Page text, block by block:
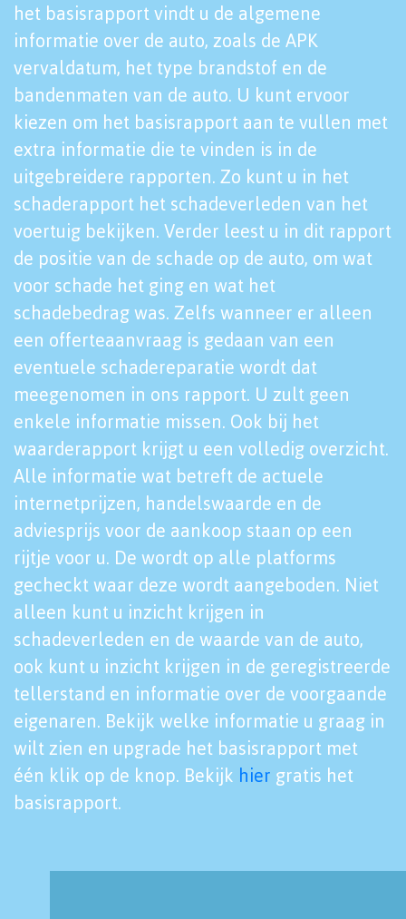
het basisrapport vindt u de algemene
informatie over de auto, zoals de APK
vervaldatum, het type brandstof en de
bandenmaten van de auto. U kunt ervoor
kiezen om het basisrapport aan te vullen met
extra informatie die te vinden is in de
uitgebreidere rapporten. Zo kunt u in het
schaderapport het schadeverleden van het
voertuig bekijken. Verder leest u in dit rapport
de positie van de schade op de auto, om wat
voor schade het ging en wat het
schadebedrag was. Zelfs wanneer er alleen
een offerteaanvraag is gedaan van een
eventuele schadereparatie wordt dat
meegenomen in ons rapport. U zult geen
enkele informatie missen. Ook bij het
waarderapport krijgt u een volledig overzicht.
Alle informatie wat betreft de actuele
internetprijzen, handelswaarde en de
adviesprijs voor de aankoop staan op een
rijtje voor u. De wordt op alle platforms
gecheckt waar deze wordt aangeboden. Niet
alleen kunt u inzicht krijgen in
schadeverleden en de waarde van de auto,
ook kunt u inzicht krijgen in de geregistreerde
tellerstand en informatie over de voorgaande
eigenaren. Bekijk welke informatie u graag in
wilt zien en upgrade het basisrapport met
één klik op de knop. Bekijk hier gratis het
basisrapport.